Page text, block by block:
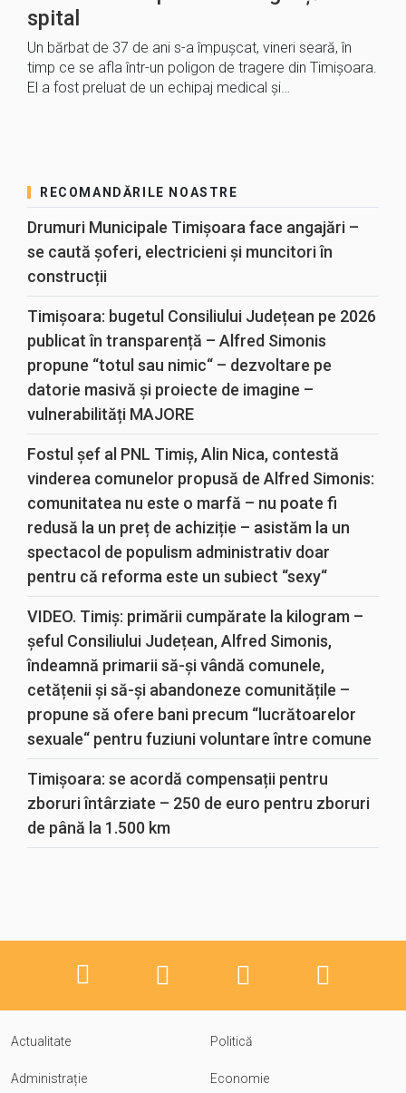
spital
Un bărbat de 37 de ani s-a împuşcat, vineri seară, în
timp ce se afla într-un poligon de tragere din Timişoara.
El a fost preluat de un echipaj medical şi…
RECOMANDĂRILE NOASTRE
Drumuri Municipale Timișoara face angajări –
se caută șoferi, electricieni și muncitori în
construcții
Timișoara: bugetul Consiliului Județean pe 2026
publicat în transparență – Alfred Simonis
propune “totul sau nimic“ – dezvoltare pe
datorie masivă și proiecte de imagine –
vulnerabilități MAJORE
Fostul șef al PNL Timiș, Alin Nica, contestă
vinderea comunelor propusă de Alfred Simonis:
comunitatea nu este o marfă – nu poate fi
redusă la un preț de achiziție – asistăm la un
spectacol de populism administrativ doar
pentru că reforma este un subiect “sexy“
VIDEO. Timiș: primării cumpărate la kilogram –
șeful Consiliului Județean, Alfred Simonis,
îndeamnă primarii să-și vândă comunele,
cetățenii și să-și abandoneze comunitățile –
propune să ofere bani precum “lucrătoarelor
sexuale“ pentru fuziuni voluntare între comune
Timișoara: se acordă compensații pentru
zboruri întârziate – 250 de euro pentru zboruri
de până la 1.500 km
Actualitate Politică
Administrație Economie